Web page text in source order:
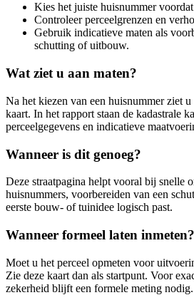
Kies het juiste huisnummer
Controleer perceelgrenzen en
Gebruik indicatieve maten als
schutting of uitbouw.
Wat ziet u aan maten?
Na het kiezen van een huisnummer ziet
kaart. In het rapport staan de kadastrale
perceelgegevens en indicatieve
Wanneer is dit genoeg?
Deze straatpagina helpt vooral bij snelle
huisnummers, voorbereiden van een
eerste bouw- of tuinidee logisch past.
Wanneer formeel laten inmeten?
Moet u het perceel opmeten voor
Zie deze kaart dan als startpunt. Voor
zekerheid blijft een formele meting nodig.